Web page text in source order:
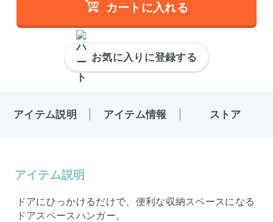
カートに入れる
お気に入りに登録する
アイテム説明 アイテム情報 ストア
アイテム説明
ドアにひっかけるだけで、便利な収納スペースになる
ドアスペースハンガー。